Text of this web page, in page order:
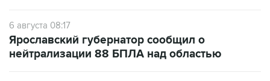
6 августа 08:17
Ярославский губернатор сообщил о
нейтрализации 88 БПЛА над областью